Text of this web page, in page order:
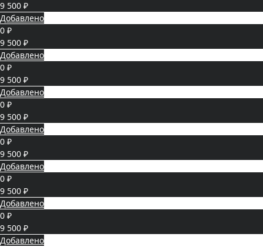
9 500 ₽
Добавлено
0 ₽
9 500 ₽
Добавлено
0 ₽
9 500 ₽
Добавлено
0 ₽
9 500 ₽
Добавлено
0 ₽
9 500 ₽
Добавлено
0 ₽
9 500 ₽
Добавлено
0 ₽
9 500 ₽
Добавлено